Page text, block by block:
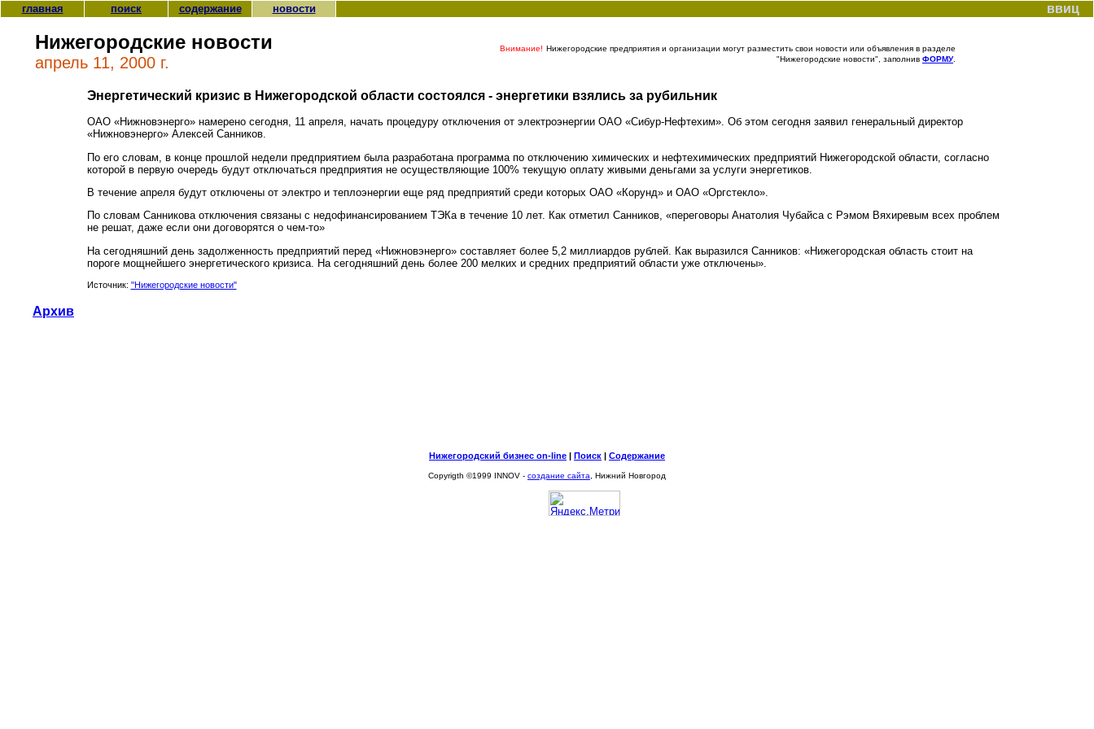
главная поиск содержание новости ввиц
Нижегородские новости
апрель 11, 2000 г.
Внимание! Нижегородские предприятия и организации могут разместить свои новости или объявления в разделе
"Нижегородские новости", заполнив ФОРМУ.
Энергетический кризис в Нижегородской области состоялся - энергетики взялись за рубильник
ОАО «Нижновэнерго» намерено сегодня, 11 апреля, начать процедуру отключения от электроэнергии ОАО «Сибур-Нефтехим». Об этом сегодня заявил генеральный директор
«Нижновэнерго» Алексей Санников.
По его словам, в конце прошлой недели предприятием была разработана программа по отключению химических и нефтехимических предприятий Нижегородской области, согласно
которой в первую очередь будут отключаться предприятия не осуществляющие 100% текущую оплату живыми деньгами за услуги энергетиков.
В течение апреля будут отключены от электро и теплоэнергии еще ряд предприятий среди которых ОАО «Корунд» и ОАО «Оргстекло».
По словам Санникова отключения связаны с недофинансированием ТЭКа в течение 10 лет. Как отметил Санников, «переговоры Анатолия Чубайса с Рэмом Вяхиревым всех проблем
не решат, даже если они договорятся о чем-то»
На сегодняшний день задолженность предприятий перед «Нижновэнерго» составляет более 5,2 миллиардов рублей. Как выразился Санников: «Нижегородская область стоит на
пороге мощнейшего энергетического кризиса. На сегодняшний день более 200 мелких и средних предприятий области уже отключены».
Источник: "Нижегородские новости"
Архив
Нижегородский бизнес on-line | Поиск | Содержание
Copyrigth ©1999 INNOV - создание сайта , Нижний Новгород